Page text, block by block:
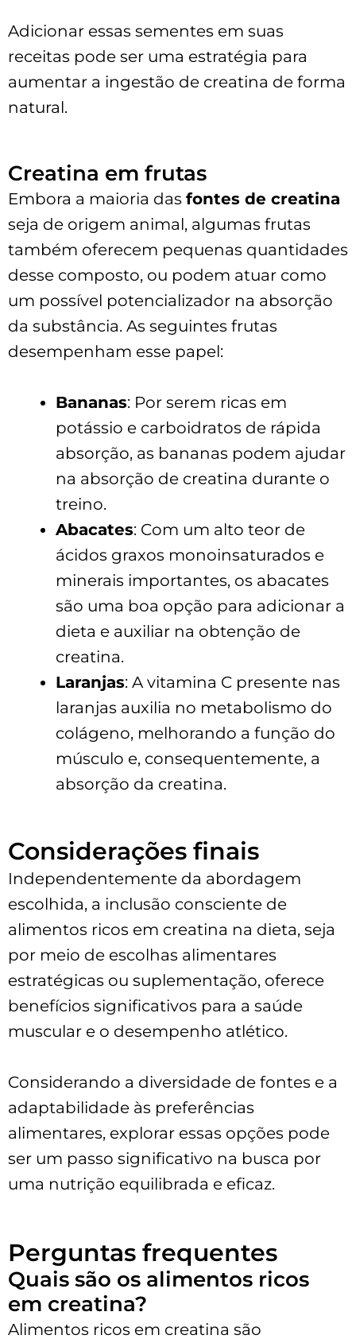
Adicionar essas sementes em suas
receitas pode ser uma estratégia para
aumentar a ingestão de creatina de forma
natural.
Creatina em frutas
Embora a maioria das fontes de creatina
seja de origem animal, algumas frutas
também oferecem pequenas quantidades
desse composto, ou podem atuar como
um possível potencializador na absorção
da substância. As seguintes frutas
desempenham esse papel:
Bananas: Por serem ricas em
potássio e carboidratos de rápida
absorção, as bananas podem ajudar
na absorção de creatina durante o
treino.
Abacates: Com um alto teor de
ácidos graxos monoinsaturados e
minerais importantes, os abacates
são uma boa opção para adicionar a
dieta e auxiliar na obtenção de
creatina.
Laranjas: A vitamina C presente nas
laranjas auxilia no metabolismo do
colágeno, melhorando a função do
músculo e, consequentemente, a
absorção da creatina.
Considerações finais
Independentemente da abordagem
escolhida, a inclusão consciente de
alimentos ricos em creatina na dieta, seja
por meio de escolhas alimentares
estratégicas ou suplementação, oferece
benefícios significativos para a saúde
muscular e o desempenho atlético.
Considerando a diversidade de fontes e a
adaptabilidade às preferências
alimentares, explorar essas opções pode
ser um passo significativo na busca por
uma nutrição equilibrada e eficaz.
Perguntas frequentes
Quais são os alimentos ricos
em creatina?
Alimentos ricos em creatina são